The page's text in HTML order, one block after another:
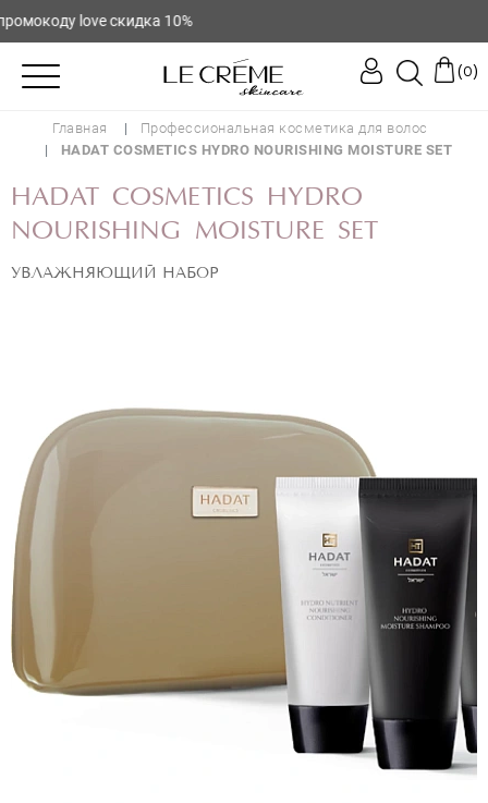
love скидка 10%
(0)
Главная
Профессиональная косметика для волос
HADAT COSMETICS HYDRO NOURISHING MOISTURE SET
HADAT COSMETICS HYDRO
NOURISHING MOISTURE SET
УВЛАЖНЯЮЩИЙ НАБОР